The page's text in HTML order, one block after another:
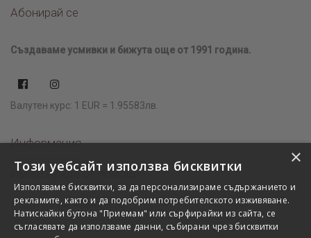
Абонирай се
Създаваме усмивки и бижута още от 1991 година.
Валутен курс: 1 EUR = 1.95583лв.
Информация
Имаш нужда от помощ?
Къде да ни намерите?
×
Този уебсайт използва бисквитки
Използваме бисквитки, за да персонализираме съдържанието и
рекламите, както и да подобрим потребителското изживяване.
Натискайки бутона "Приемам" или сърфирайки из сайта, се
съгласявате да използваме данни, събирани чрез бисквитки